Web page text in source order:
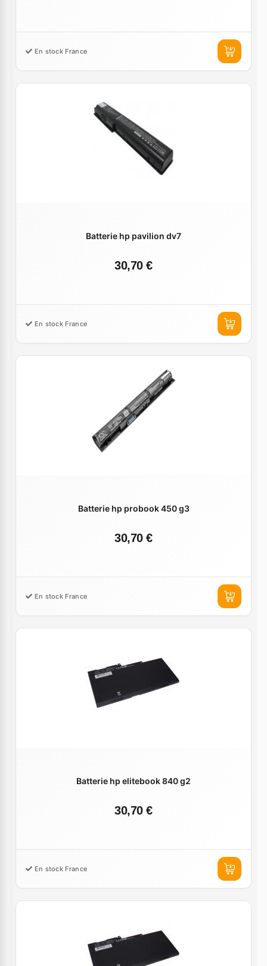
En stock France
Batterie hp pavilion dv7
30,70 €
En stock France
Batterie hp probook 450 g3
30,70 €
En stock France
Batterie hp elitebook 840 g2
30,70 €
En stock France